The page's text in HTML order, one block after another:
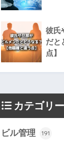
彼氏
だと
点】
カテゴリー
ビル管理 191